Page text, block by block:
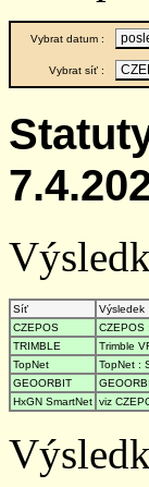
Vybrat datum :
Vybrat síť :
Síť
Výsledek
CZEPOS
CZEPOS
TRIMBLE
Trimble
TopNet
TopNet :
GEOORBIT
HxGN SmartNet viz